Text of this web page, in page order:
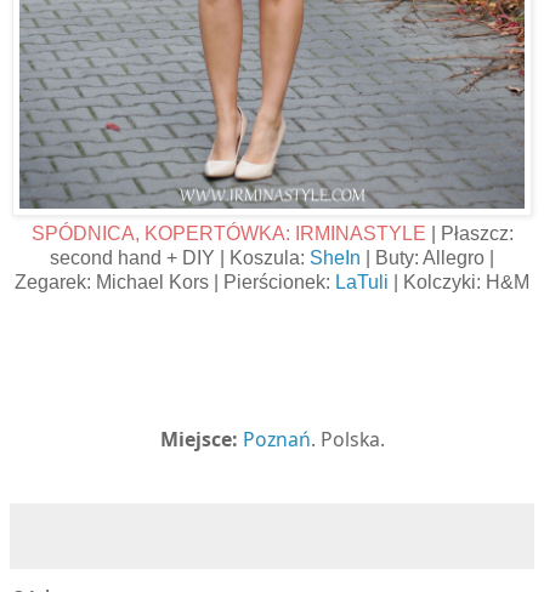
SPÓDNICA, KOPERTÓWKA: IRMINASTYLE
| Płaszcz:
second hand + DIY | Koszula: SheIn | Buty: Allegro |
Zegarek: Michael Kors | Pierścionek: LaTuli | Kolczyki: H&M
Miejsce: Poznań. Polska.